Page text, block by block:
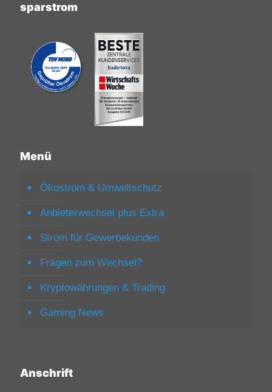
sparstrom
Menü
Ökostrom & Umweltschutz
Anbieterwechsel plus Extra
Strom für Gewerbekunden
Fragen zum Wechsel?
Kryptowährungen & Trading
Gaming News
Anschrift